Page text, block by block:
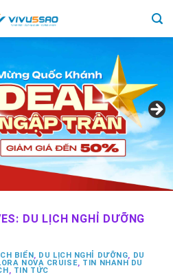
DU LỊCH NGHỈ DƯỠNG
BIỂN, DU LỊCH NGHỈ DƯỠNG, DU
NOVA CRUISE, TIN NHANH DU
, TIN TỨC